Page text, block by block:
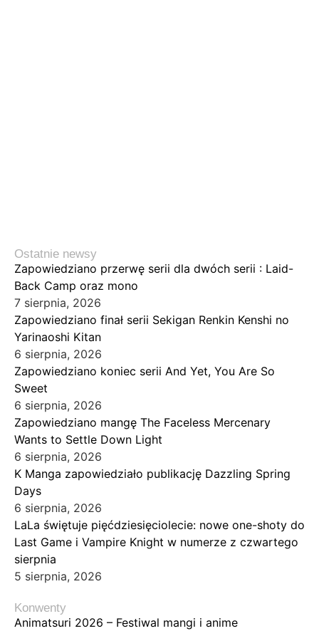
Ostatnie newsy
Zapowiedziano przerwę serii dla dwóch serii : Laid-
Back Camp oraz mono
7 sierpnia, 2026
Zapowiedziano finał serii Sekigan Renkin Kenshi no
Yarinaoshi Kitan
6 sierpnia, 2026
Zapowiedziano koniec serii And Yet, You Are So
Sweet
6 sierpnia, 2026
Zapowiedziano mangę The Faceless Mercenary
Wants to Settle Down Light
6 sierpnia, 2026
K Manga zapowiedziało publikację Dazzling Spring
Days
6 sierpnia, 2026
LaLa świętuje pięćdziesięciolecie: nowe one-shoty do
Last Game i Vampire Knight w numerze z czwartego
sierpnia
5 sierpnia, 2026
Konwenty
Animatsuri 2026 – Festiwal mangi i anime